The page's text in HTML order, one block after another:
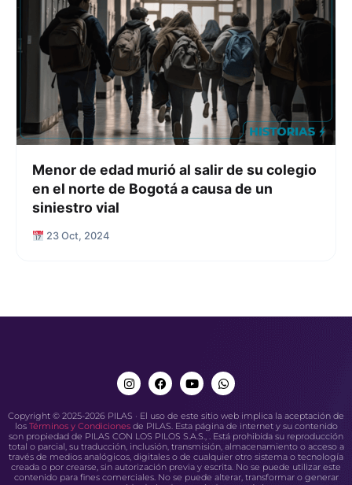
Menor de edad murió al salir de su colegio
en el norte de Bogotá a causa de un
siniestro vial
23 Oct, 2024
Copyright © 2025-2026 PILAS · El uso de este sitio web implica la aceptación de
los Términos y Condicionesde PILAS. Esta página de internet y su contenido
son propiedad de PILAS CON LOS PILOS S.A.S., . Está prohibida su reproducción
total o parcial, su traducción, inclusión, transmisión, almacenamiento o acceso a
través de medios analógicos, digitales o de cualquier otro sistema o tecnología
creada o por crearse, sin autorización previa y escrita. No se puede utilizar este
contenido para fines comerciales. No se puede alterar, transformar o generar